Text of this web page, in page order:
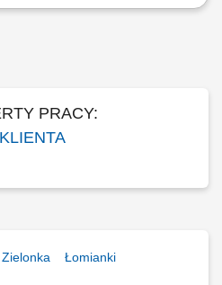
z nimi długofalowych
PRACY:
Zielonka Łomianki